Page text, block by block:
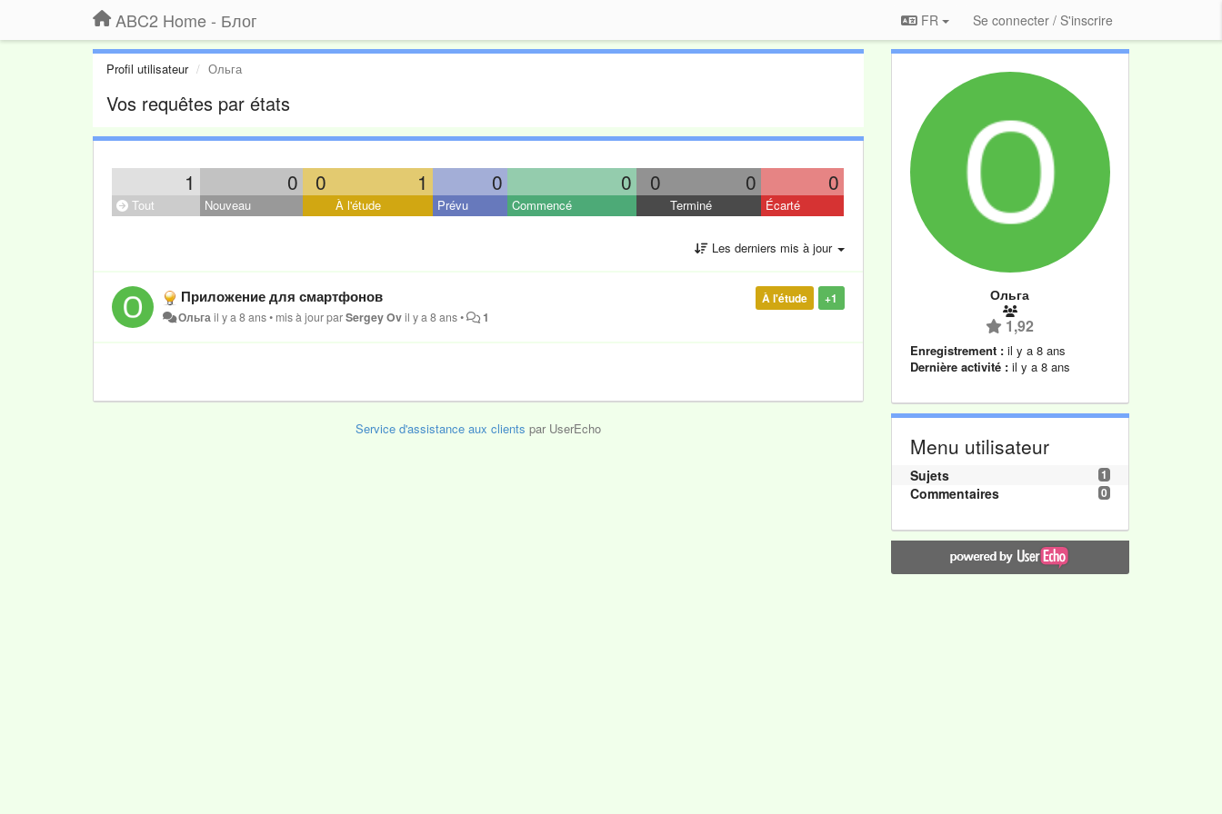
ABC2 Home - Блог FR Se connecter / S'inscrire
Profil utilisateur Ольга
Vos requêtes par états
1 0 0 1 0 0 0 0 0
Tout Nouveau À l'étude Prévu Commencé Terminé Écarté
Les derniers mis à jour
+1
À l'étude
Приложение для смартфонов
Ольгаil y a 8 ans• mis à jour parSergey Ovil y a 8 ans• 1
Service d'assistance aux clients par UserEcho
Ольга
1,92
Enregistrement : il y a 8 ans
Dernière activité : il y a 8 ans
Menu utilisateur
1
Sujets
0
Commentaires